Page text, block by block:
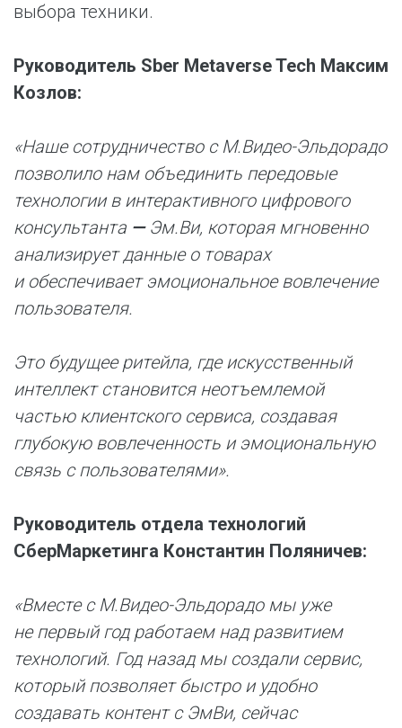
выбора техники.
Руководитель Sber Metaverse Tech Максим
Козлов:
«Наше сотрудничество с М.Видео-Эльдорадо
позволило нам объединить передовые
технологии в интерактивного цифрового
консультанта —Эм.Ви, которая мгновенно
анализирует данные о товарах
и обеспечивает эмоциональное вовлечение
пользователя.
Это будущее ритейла, где искусственный
интеллект становится неотъемлемой
частью клиентского сервиса, создавая
глубокую вовлеченность и эмоциональную
связь с пользователями».
Руководитель отдела технологий
СберМаркетинга Константин Поляничев:
«Вместе с М.Видео-Эльдорадо мы уже
не первый год работаем над развитием
технологий. Год назад мы создали сервис,
который позволяет быстро и удобно
создавать контент с ЭмВи, сейчас